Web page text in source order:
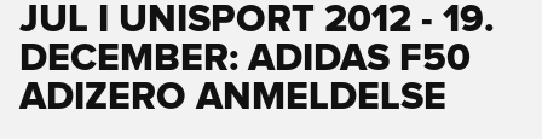
JUL I UNISPORT 2012 - 19.
DECEMBER: ADIDAS F50
ADIZERO ANMELDELSE